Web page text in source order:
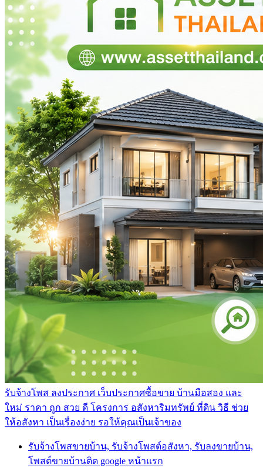
รับจ้างโพส ลงประกาศ เว็บประกาศซื้อขาย บ้านมือสอง และ
ใหม่ ราคา ถูก สวย ดี โครงการ อสังหาริมทรัพย์ ที่ดิน วิธี ช่วย
ให้อสังหา เป็นเรื่องง่าย รอให้คุณเป็นเจ้าของ
รับจ้างโพสขายบ้าน, รับจ้างโพสต์อสังหา, รับลงขายบ้าน,
โพสต์ขายบ้านติด google หน้าแรก